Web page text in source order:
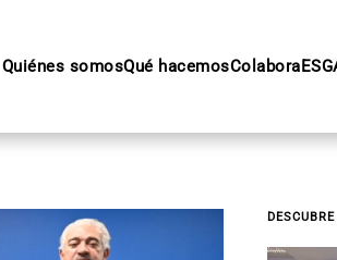
Quiénes somosQué hacemosColaboraESG